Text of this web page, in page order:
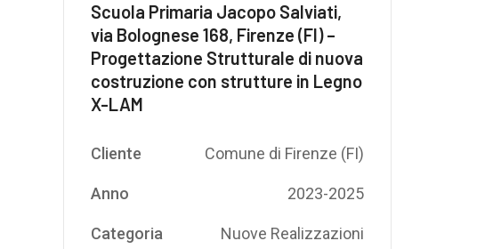
Scuola Primaria Jacopo Salviati,
via Bolognese 168, Firenze (FI) –
Progettazione Strutturale di nuova
costruzione con strutture in Legno
X-LAM
Cliente Comune di Firenze (FI)
Anno 2023-2025
Categoria Nuove Realizzazioni